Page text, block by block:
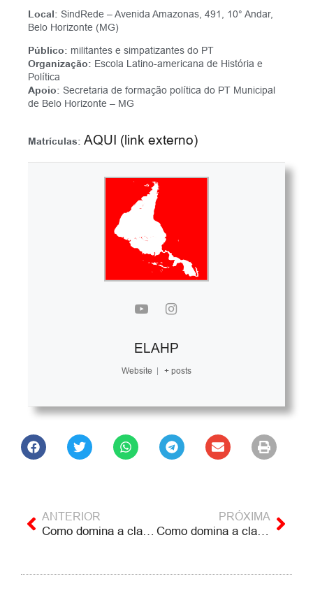
Local: SindRede – Avenida Amazonas, 491, 10° Andar,
Belo Horizonte (MG)
Público: militantes e simpatizantes do PT
Organização: Escola Latino-americana de História e
Política
Apoio: Secretaria de formação política do PT Municipal
de Belo Horizonte – MG
Matrículas: AQUI (link externo)
ELAHP
Website | + posts
ANTERIOR
Como domina a classe dominante (e como acabar com isso) – Caxias do Sul/RS
PRÓXIMA
Como domina a classe dominante (e como acabar com isso) – Ribeirão das Neves/MG